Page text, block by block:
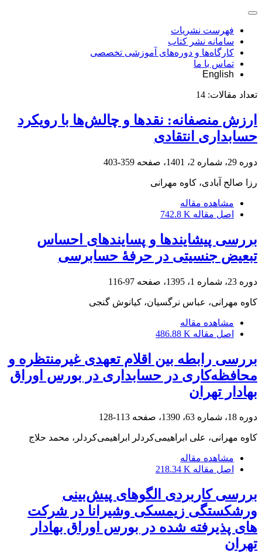
فهرست نشریات
سامانه نشر کتاب
کارگاه‌ها و دوره‌های آموزشی تخصصی
تماس با ما
English
تعداد مقالات: 14
ارزش منصفانه: نقدها و چالش‌ها با رویکرد
حسابداری انتقادی
دوره 29، شماره 2، 1401، صفحه 359-403
رزا صالح آبادی، کاوه مهرانی
مشاهده مقاله
اصل مقاله 742.8 K
بررسی پیشایندها و پسایندهای احساس
تبعیض جنسیتی در حرفۀ حسابرسی
دوره 23، شماره 1، 1395، صفحه 97-116
کاوه مهرانی، عباس نرگسیان، کیانوش گنجی
مشاهده مقاله
اصل مقاله 486.88 K
بررسی رابطه بین اقلام تعهدی غیرمنتظره و
محافظه‌کاری در حسابداری در بورس اوراق
بهادار تهران
دوره 18، شماره 63، 1390، صفحه 113-128
کاوه مهرانی، علی ابراهیمی‌کردلر ابراهیمی‌کردلر، محمد حلاج
مشاهده مقاله
اصل مقاله 218.34 K
بررسی کاربردی الگوهای پیش‌بینی
ورشکستگی زیمسکی وشیرانا در شرکت
های پذیرفته شده در بورس اوراق بهادار
تهران